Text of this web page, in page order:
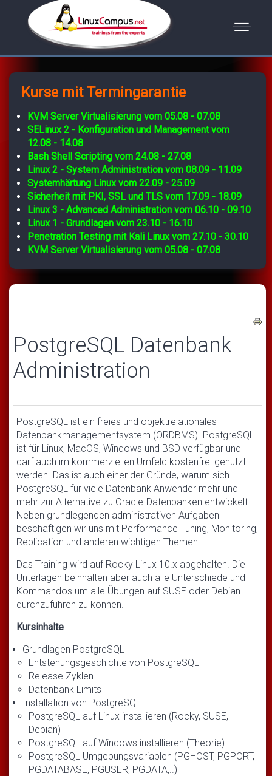
Kurse mit Termingarantie
KVM Server Virtualisierung vom 05.08 - 07.08
SELinux 2 - Konfiguration und Management vom
12.08 - 14.08
Bash Shell Scripting vom 24.08 - 27.08
Linux 2 - System Administration vom 08.09 - 11.09
Systemhärtung Linux vom 22.09 - 25.09
Sicherheit mit PKI, SSL und TLS vom 17.09 - 18.09
Linux 3 - Advanced Administration vom 06.10 - 09.10
Linux 1 - Grundlagen vom 23.10 - 16.10
Penetration Testing mit Kali Linux vom 27.10 - 30.10
KVM Server Virtualisierung vom 05.08 - 07.08
PostgreSQL Datenbank
Administration
PostgreSQL ist ein freies und objektrelationales
Datenbankmanagementsystem (ORDBMS). PostgreSQL
ist für Linux, MacOS, Windows und BSD verfügbar und
darf auch im kommerziellen Umfeld kostenfrei genutzt
werden. Das ist auch einer der Gründe, warum sich
PostgreSQL für viele Datenbank Anwender mehr und
mehr zur Alternative zu Oracle-Datenbanken entwickelt.
Neben grundlegenden administrativen Aufgaben
beschäftigen wir uns mit Performance Tuning, Monitoring,
Replication und anderen wichtigen Themen.
Das Training wird auf Rocky Linux 10.x abgehalten. Die
Unterlagen beinhalten aber auch alle Unterschiede und
Kommandos um alle Übungen auf SUSE oder Debian
durchzuführen zu können.
Kursinhalte
Grundlagen PostgreSQL
Entstehungsgeschichte von PostgreSQL
Release Zyklen
Datenbank Limits
Installation von PostgreSQL
PostgreSQL auf Linux installieren (Rocky, SUSE,
Debian)
PostgreSQL auf Windows installieren (Theorie)
PostgreSQL Umgebungsvariablen (PGHOST, PGPORT,
PGDATABASE, PGUSER, PGDATA,..)